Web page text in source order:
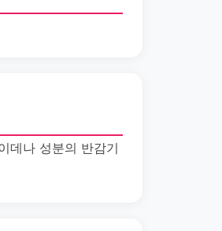
데나 성분의 반감기